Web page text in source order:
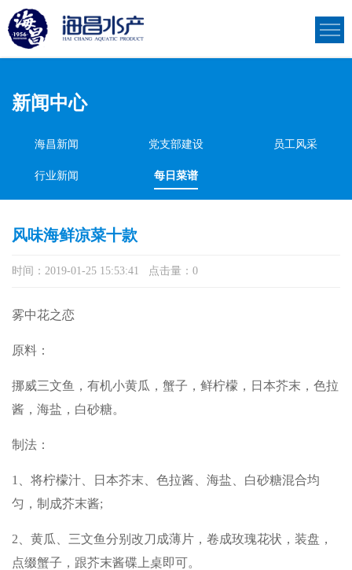
新闻中心
海昌新闻 党支部建设 员工风采
行业新闻 每日菜谱
风味海鲜凉菜十款
时间：2019-01-25 15:53:41 点击量： 0
雾中花之恋
原料：
挪威三文鱼，有机小黄瓜，蟹子，鲜柠檬，日本芥末，色拉
酱，海盐，白砂糖。
制法：
1、将柠檬汁、日本芥末、色拉酱、海盐、白砂糖混合均
匀，制成芥末酱;
2、黄瓜、三文鱼分别改刀成薄片，卷成玫瑰花状，装盘，
点缀蟹子，跟芥末酱碟上桌即可。